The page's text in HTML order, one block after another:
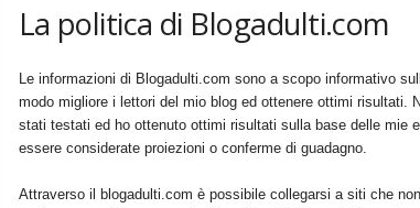
La politica di Blogadulti.com
Le informazioni di Blogadulti.com sono a scopo informativo
modo migliore i lettori del mio blog ed ottenere ottimi risultati.
stati testati ed ho ottenuto ottimi risultati sulla base delle mie
essere considerate proiezioni o conferme di guadagno.
Attraverso il blogadulti.com è possibile collegarsi a siti che